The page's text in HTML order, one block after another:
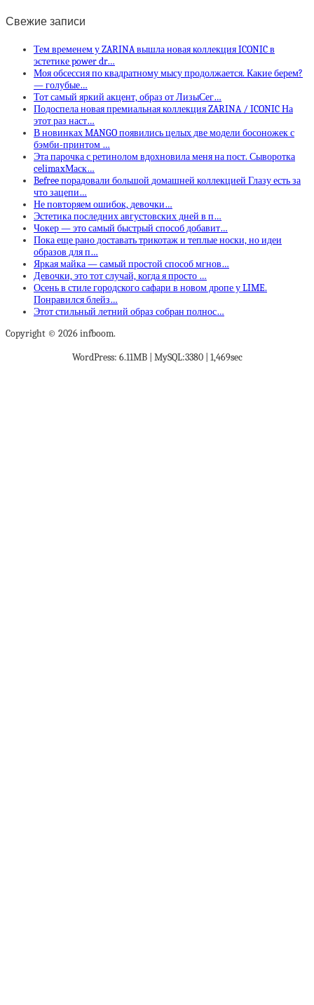
Свежие записи
Тем временем у ZARINA вышла новая коллекция ICONIC в
эстетике power dr…
Моя обсессия по квадратному мысу продолжается. Какие берем?
— голубые…
Тот самый яркий акцент, образ от ЛизыСег…
Подоспела новая премиальная коллекция ZARINA / ICONIC На
этот раз наст…
В новинках MANGO появились целых две модели босоножек с
бэмби-принтом …
Эта парочка с ретинолом вдохновила меня на пост. Сыворотка
celimaxМаск…
Befree порадовали большой домашней коллекцией Глазу есть за
что зацепи…
Не повторяем ошибок, девочки…
Эстетика последних августовских дней в п…
Чокер — это самый быстрый способ добавит…
Пока еще рано доставать трикотаж и теплые носки, но идеи
образов для п…
Яркая майка — самый простой способ мгнов…
Девочки, это тот случай, когда я просто …
Осень в стиле городского сафари в новом дропе у LIME.
Понравился блейз…
Этот стильный летний образ собран полнос…
Copyright © 2026 infboom.
WordPress: 6.11MB | MySQL:3380 | 1,469sec